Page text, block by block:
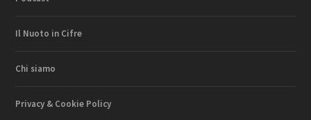
Il Nuoto in Cifre
Chi siamo
Privacy & Cookie Policy